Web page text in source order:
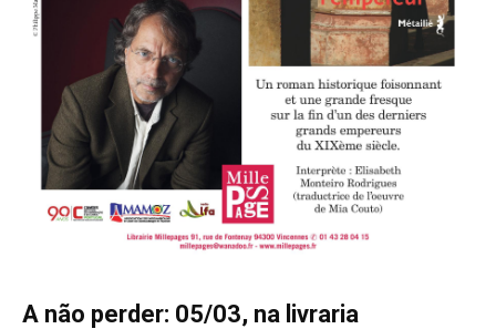
A não perder: 05/03, na livraria